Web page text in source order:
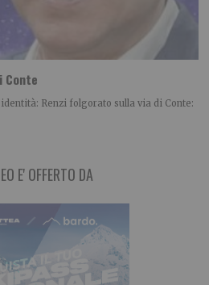
Conte
Renzi folgorato sulla via di Conte:
E' OFFERTO DA